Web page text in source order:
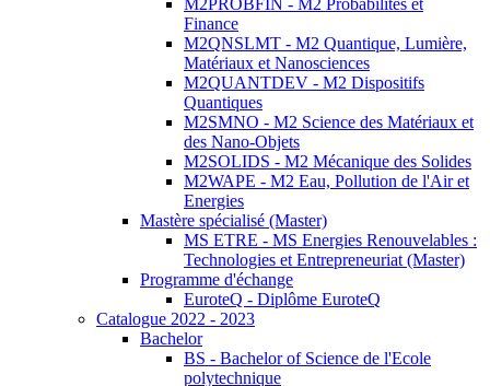
M2PROBFIN - M2 Probabilités et
Finance
M2QNSLMT - M2 Quantique, Lumière,
Matériaux et Nanosciences
M2QUANTDEV - M2 Dispositifs
Quantiques
M2SMNO - M2 Science des Matériaux et
des Nano-Objets
M2SOLIDS - M2 Mécanique des Solides
M2WAPE - M2 Eau, Pollution de l'Air et
Energies
Mastère spécialisé (Master)
MS ETRE - MS Energies Renouvelables :
Technologies et Entrepreneuriat (Master)
Programme d'échange
EuroteQ - Diplôme EuroteQ
Catalogue 2022 - 2023
Bachelor
BS - Bachelor of Science de l'Ecole
polytechnique